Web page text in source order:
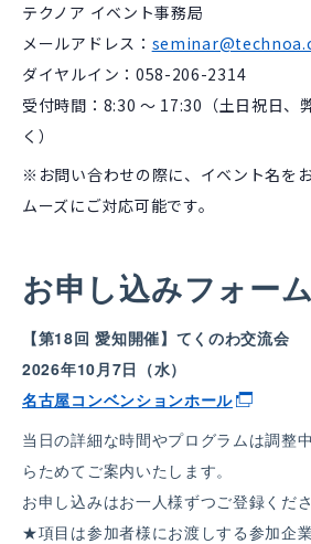
テクノア イベント事務局
メールアドレス：
ダイヤルイン：058-206-2314
受付時間：8:30 ～ 17:30 （土日祝日
く）
※お問い合わせの際に、イベント名を
ムーズにご対応可能です。
お申し込みフォーム
【第18回 愛知開催】てくのわ交流会
2026年10月7日（水）
名古屋コンベンションホール
当日の詳細な時間やプログラムは調整
らためてご案内いたします。
お申し込みはお一人様ずつご登録くださ
★項目は参加者様にお渡しする参加企